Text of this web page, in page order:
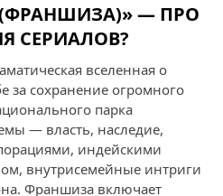
— ПРО
СЕРИАЛОВ?
вселенная о
за сохранение огромного
парка
— власть, наследие,
индейскими
внутрисемейные интриги
Франшиза включает